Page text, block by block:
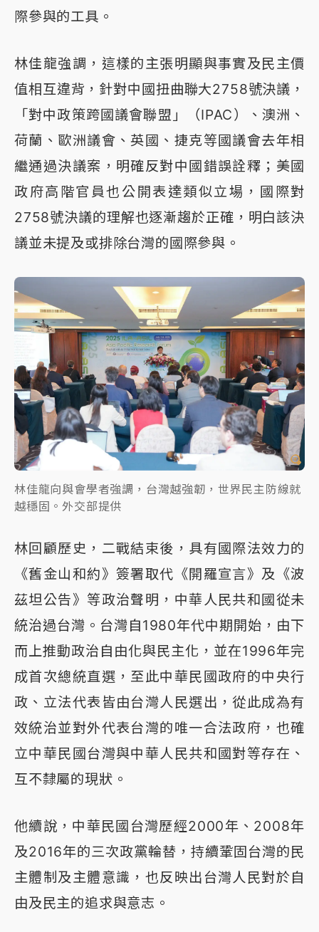
際參與的工具。
林佳龍強調，這樣的主張明顯與事實及民主價
值相互違背，針對中國扭曲聯大2758號決議，
「對中政策跨國議會聯盟」（IPAC）、澳洲、
荷蘭、歐洲議會、英國、捷克等國議會去年相
繼通過決議案，明確反對中國錯誤詮釋；美國
政府高階官員也公開表達類似立場，國際對
2758號決議的理解也逐漸趨於正確，明白該決
議並未提及或排除台灣的國際參與。
林佳龍向與會學者強調，台灣越強韌，世界民主防線就
越穩固。外交部提供
林回顧歷史，二戰結束後，具有國際法效力的
《舊金山和約》簽署取代《開羅宣言》及《波
茲坦公告》等政治聲明，中華人民共和國從未
統治過台灣。台灣自1980年代中期開始，由下
而上推動政治自由化與民主化，並在1996年完
成首次總統直選，至此中華民國政府的中央行
政、立法代表皆由台灣人民選出，從此成為有
效統治並對外代表台灣的唯一合法政府，也確
立中華民國台灣與中華人民共和國對等存在、
互不隸屬的現狀。
他續說，中華民國台灣歷經2000年、2008年
及2016年的三次政黨輪替，持續鞏固台灣的民
主體制及主體意識，也反映出台灣人民對於自
由及民主的追求與意志。